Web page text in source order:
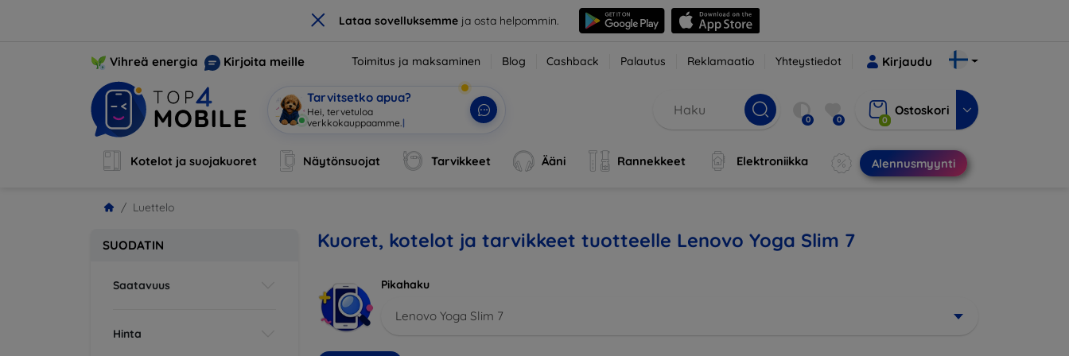
× Lataa sovelluksemmeja osta helpommin.
Vihreä energia Kirjoita meille Toimitus ja maksaminen Blog Cashback Palautus Reklamaatio Yhteystiedot Kirjaudu
Tarvitsetko apua?
Hei, tervetuloa verkk | 0 0 0
Ostoskori
Kotelot ja suojakuoret Näytönsuojat Tarvikkeet Ääni Rannekkeet Elektroniikka Alennusmyynti
Luettelo
SUODATIN
Saatavuus
Hinta
Kuoret, kotelot ja tarvikkeet tuotteelle Lenovo Yoga Slim 7
Pikahaku
Lenovo Yoga Slim 7